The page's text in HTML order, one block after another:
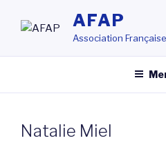
principal
AFAP
Association
Natalie Miel